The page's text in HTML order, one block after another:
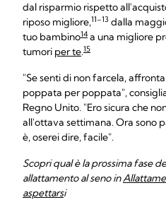
dal risparmio rispetto
riposo migliore,11–13 dalla
tuo bambino14 a una migliore
tumori per te.15
"Se senti di non farcela,
poppata per poppata",
Regno Unito. "Ero sicura che
all'ottava settimana. Ora sono
è, oserei dire, facile".
Scopri qual è la prossima fase
allattamento al seno in
aspettarsi